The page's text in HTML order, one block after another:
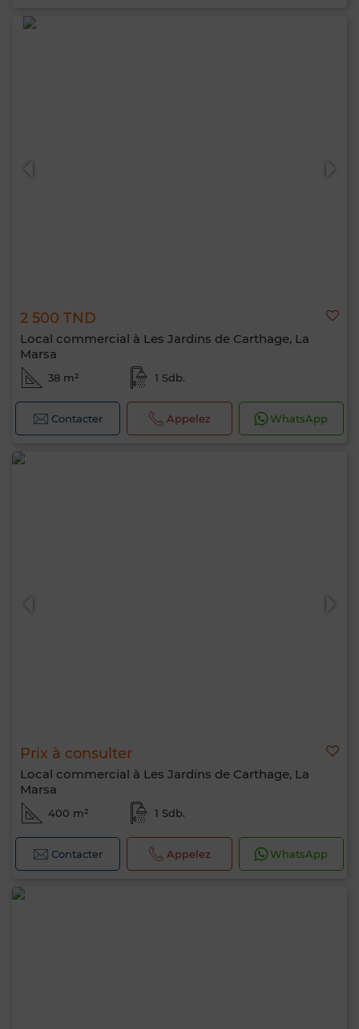
2 500 TND
Local commercial à Les Jardins de Carthage, La
Marsa
38 m² 1 Sdb.
Contacter Appelez WhatsApp
Prix à consulter
Local commercial à Les Jardins de Carthage, La
Marsa
400 m² 1 Sdb.
Contacter Appelez WhatsApp